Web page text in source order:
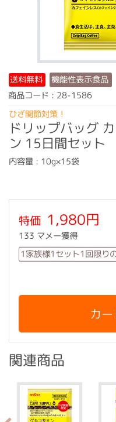
送料無料 機能性表示食品
商品コード : 28-1586
ひざ関節対策！
ドリップバッグ
ン 15日間セット
内容量 : 10g×15袋
特価 1,980円
133 マメー獲得
1家族様1セット1回限り
カ
関連商品